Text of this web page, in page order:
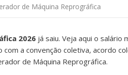
de Máquina Reprográfica
2026 já saiu. Veja aqui o
a convenção coletiva, acordo
de Máquina Reprográfica.